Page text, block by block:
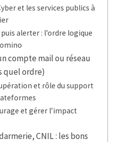
et les services publics à
alerter : l’ordre logique
compte mail ou réseau
quel ordre)
et rôle du support
et gérer l’impact
CNIL : les bons